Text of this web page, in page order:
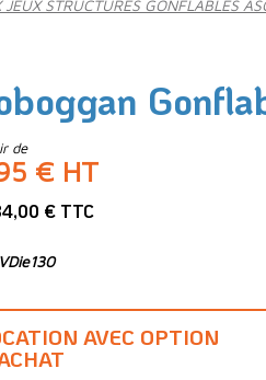
STRUCTURES GONFLABLES
de
€ HT
€ TTC
AVEC OPTION